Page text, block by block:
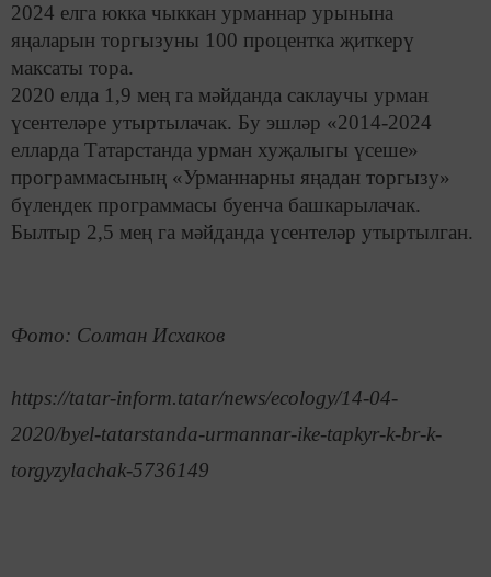
2024 елга юкка чыккан урманнар урынына
яңаларын торгызуны 100 процентка җиткерү
максаты тора.
2020 елда 1,9 мең га мәйданда саклаучы урман
үсентеләре утыртылачак. Бу эшләр «2014-2024
елларда Татарстанда урман хуҗалыгы үсеше»
программасының «Урманнарны яңадан торгызу»
бүлендек программасы буенча башкарылачак.
Былтыр 2,5 мең га мәйданда үсентеләр утыртылган.
Фото: Солтан Исхаков
https://tatar-inform.tatar/news/ecology/14-04-
2020/byel-tatarstanda-urmannar-ike-tapkyr-k-br-k-
torgyzylachak-5736149